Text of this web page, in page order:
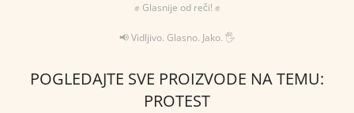
✊ Glasnije od reči! ✊
📢 Vidljivo. Glasno. Jako. 🖐
POGLEDAJTE SVE PROIZVODE NA TEMU:
PROTEST